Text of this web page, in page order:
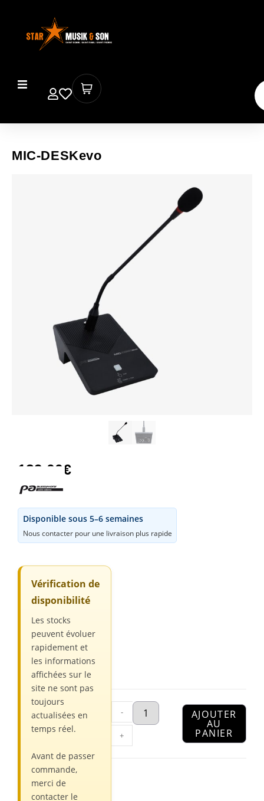
MIC-DESKevo
139,00€
Disponible sous 5–6 semaines
Nous contacter pour une livraison plus rapide
Vérification de
disponibilité
Les stocks
peuvent évoluer
rapidement et
les informations
affichées sur le
site ne sont pas
toujours
actualisées en
temps réel.
Avant de passer
commande,
merci de
contacter le
-
+
AJOUTER
AU
PANIER